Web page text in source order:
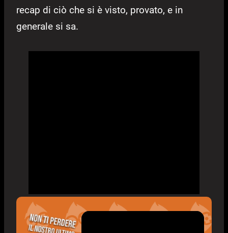
recap di ciò che si è visto, provato, e in
generale si sa.